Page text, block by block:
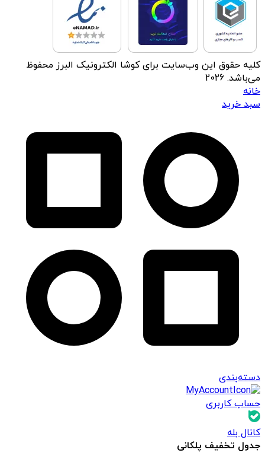
کلیه حقوق این وب‌سایت برای کوشا الکترونیک البرز محفوظ
می‌باشد. 2026
خانه
سبد خرید
دسته‌بندی
حساب کاربری
کانال بله
جدول تخفیف پلکانی